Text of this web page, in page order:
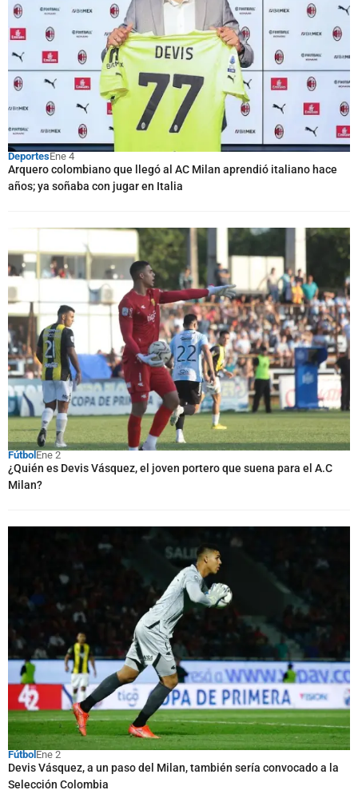
DeportesEne 4
Arquero colombiano que llegó al AC Milan aprendió italiano hace
años; ya soñaba con jugar en Italia
Fútbol Ene 2
¿Quién es Devis Vásquez, el joven portero que suena para el A.C
Milan?
FútbolEne 2
Devis Vásquez, a un paso del Milan, también sería convocado a la
Selección Colombia